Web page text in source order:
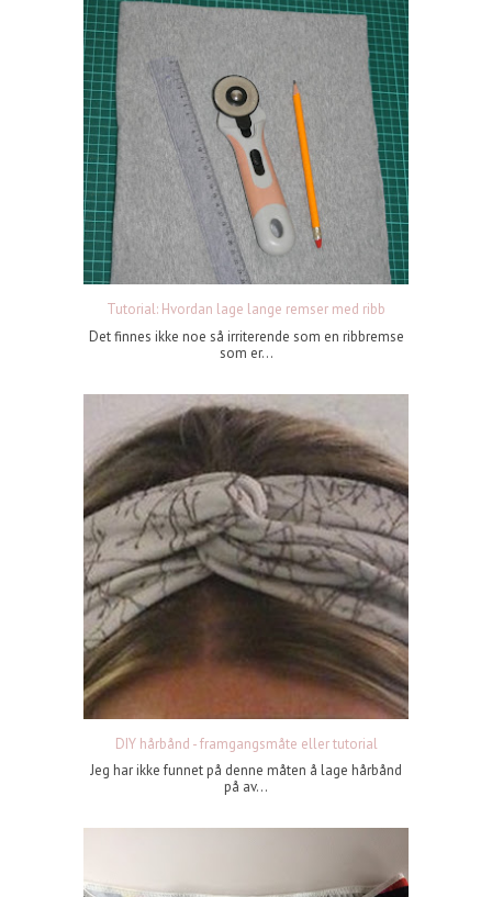
Tutorial: Hvordan lage lange remser med ribb
Det finnes ikke noe så irriterende som en ribbremse
som er...
DIY hårbånd - framgangsmåte eller tutorial
Jeg har ikke funnet på denne måten å lage hårbånd
på av...